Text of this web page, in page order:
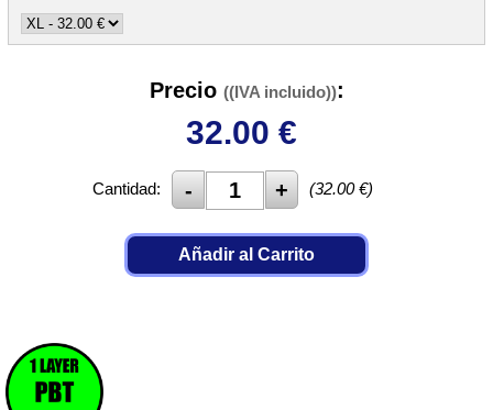
Precio ((IVA incluido)):
32.00 €
Cantidad: (32.00€)
Añadir al Carrito